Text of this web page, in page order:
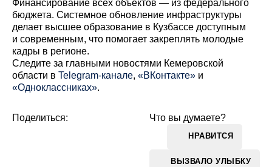
Финансирование всех объектов — из федерального
бюджета. Системное обновление инфраструктуры
делает высшее образование в Кузбассе доступным
и современным, что помогает закреплять молодые
кадры в регионе.
Cледите за главными новостями Кемеровской
области в Telegram-канале, «ВКонтакте» и
«Одноклассниках».
Что вы думаете?
НРАВИТСЯ
ВЫЗВАЛО УЛЫБКУ
Поделиться: